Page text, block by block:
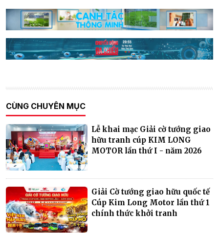
CÙNG CHUYÊN MỤC
Lễ khai mạc Giải cờ tướng giao
hữu tranh cúp KIM LONG
MOTOR lần thứ I - năm 2026
Giải Cờ tướng giao hữu quốc tế
Cúp Kim Long Motor lần thứ 1
chính thức khởi tranh